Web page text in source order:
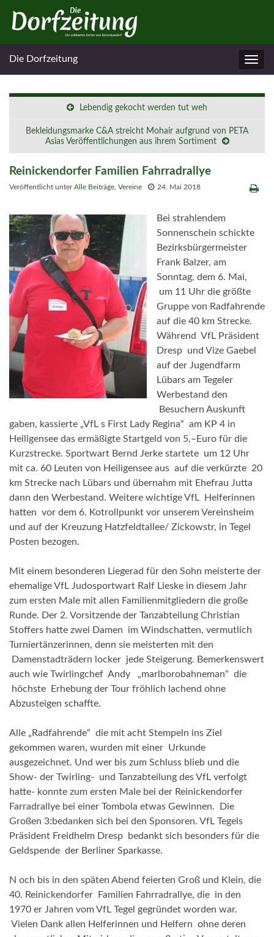
Die Dorfzeitung
Lebendig gekocht werden tut weh
Bekleidungsmarke C&A streicht Mohair aufgrund von PETA
Asias Veröffentlichungen aus ihrem Sortiment
Reinickendorfer Familien Fahrradrallye
Veröffentlicht unterAlle Beiträge Vereine 24. Mai 2018
Bei strahlendem
Sonnenschein schickte
Bezirksbürgermeister
Frank Balzer, am
Sonntag, dem 6. Mai,
um 11 Uhr die größte
Gruppe von Radfahrende
auf die 40 km Strecke.
Während VfL Präsident
Dresp und Vize Gaebel
auf der Jugendfarm
Lübars am Tegeler
Werbestand den
Besuchern Auskunft
gaben, kassierte „VfL s First Lady Regina“ am KP 4 in
Heiligensee das ermäßigte Startgeld von 5,–Euro für die
Kurzstrecke. Sportwart Bernd Jerke startete um 12 Uhr
mit ca. 60 Leuten von Heiligensee aus auf die verkürzte 20
km Strecke nach Lübars und übernahm mit Ehefrau Jutta
dann den Werbestand. Weitere wichtige VfL Helferinnen
hatten vor dem 6. Kotrollpunkt vor unserem Vereinsheim
und auf der Kreuzung Hatzfeldtallee/ Zickowstr, in Tegel
Posten bezogen.
Mit einem besonderen Liegerad für den Sohn meisterte der
ehemalige VfL Judosportwart Ralf Lieske in diesem Jahr
zum ersten Male mit allen Familienmitgliedern die große
Runde. Der 2. Vorsitzende der Tanzabteilung Christian
Stoffers hatte zwei Damen im Windschatten, vermutlich
Turniertänzerinnen, denn sie meisterten mit den
Damenstadträdern locker jede Steigerung. Bemerkenswert
auch wie Twirlingchef Andy „marlborobahneman“ die
höchste Erhebung der Tour fröhlich lachend ohne
Abzusteigen schaffte.
Alle „Radfahrende“ die mit acht Stempeln ins Ziel
gekommen waren, wurden mit einer Urkunde
ausgezeichnet. Und wer bis zum Schluss blieb und die
Show- der Twirling- und Tanzabteilung des VfL verfolgt
hatte- konnte zum ersten Male bei der Reinickendorfer
Farradrallye bei einer Tombola etwas Gewinnen. Die
Großen 3:bedanken sich bei den Sponsoren. VfL Tegels
Präsident Freidhelm Dresp bedankt sich besonders für die
Geldspende der Berliner Sparkasse.
N och bis in den späten Abend feierten Groß und Klein, die
40. Reinickendorfer Familien Fahrradrallye, die in den
1970 er Jahren vom VfL Tegel gegründet worden war.
Vielen Dank allen Helferinnen und Helfern ohne deren